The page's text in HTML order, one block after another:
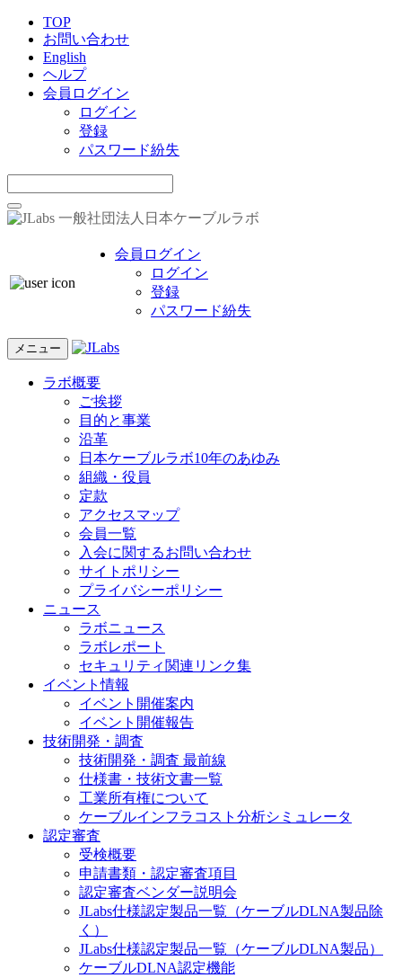
TOP
お問い合わせ
English
ヘルプ
会員ログイン
ログイン
登録
パスワード紛失
一般社団法人日本ケーブルラボ
会員ログイン
ログイン
登録
パスワード紛失
メニュー
ラボ概要
ご挨拶
目的と事業
沿革
日本ケーブルラボ10年のあゆみ
組織・役員
定款
アクセスマップ
会員一覧
入会に関するお問い合わせ
サイトポリシー
プライバシーポリシー
ニュース
ラボニュース
ラボレポート
セキュリティ関連リンク集
イベント情報
イベント開催案内
イベント開催報告
技術開発・調査
技術開発・調査 最前線
仕様書・技術文書一覧
工業所有権について
ケーブルインフラコスト分析シミュレータ
認定審査
受検概要
申請書類・認定審査項目
認定審査ベンダー説明会
JLabs仕様認定製品一覧（ケーブルDLNA製品除
く）
JLabs仕様認定製品一覧（ケーブルDLNA製品）
ケーブルDLNA認定機能